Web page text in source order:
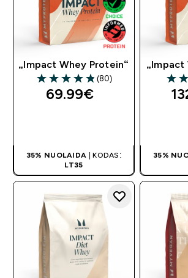
„Impact Whey Protein“
4.79 out of 5 stars
(80)
69.99€‎
35% NUOLAIDA | KODAS:
LT35
„Impact
35%